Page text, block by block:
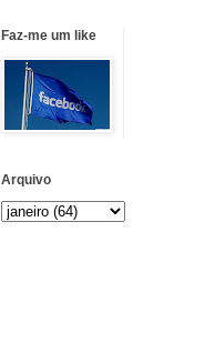
Faz-me um like
Arquivo